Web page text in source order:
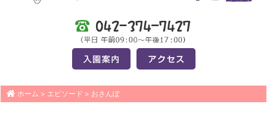
ホーム > エピソード > おさんぽ